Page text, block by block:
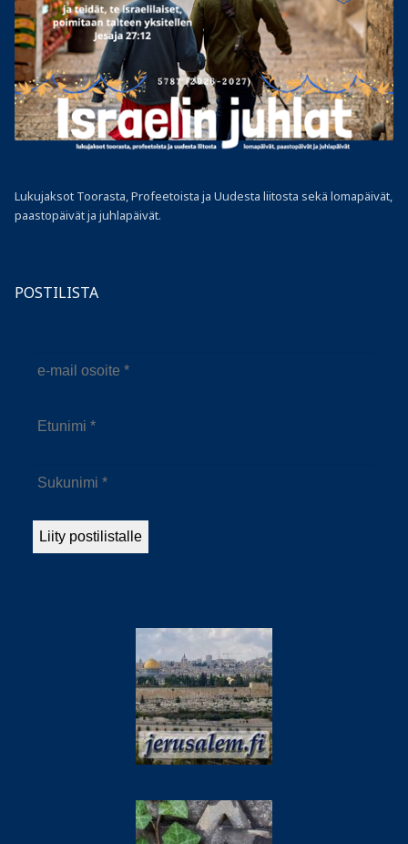
Lukujaksot Toorasta, Profeetoista ja Uudesta liitosta sekä lomapäivät,
paastopäivät ja juhlapäivät.
POSTILISTA